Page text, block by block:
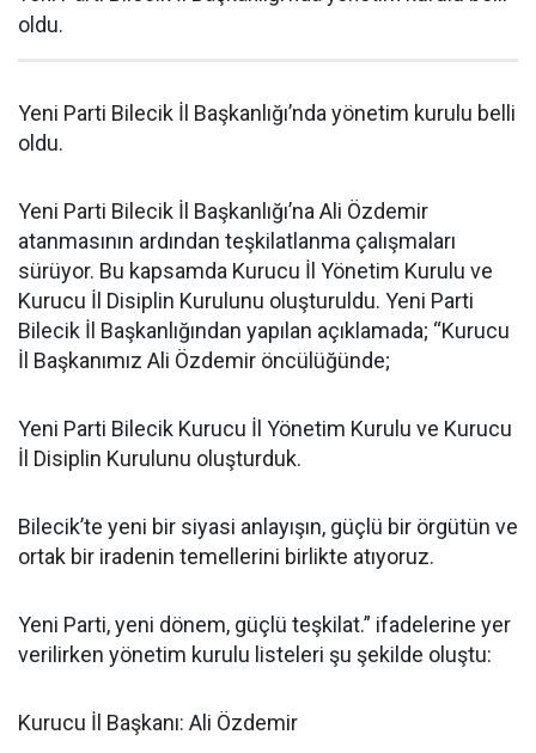
oldu.
Yeni Parti Bilecik İl Başkanlığı’nda yönetim kurulu belli
oldu.
Yeni Parti Bilecik İl Başkanlığı’na Ali Özdemir
atanmasının ardından teşkilatlanma çalışmaları
sürüyor. Bu kapsamda Kurucu İl Yönetim Kurulu ve
Kurucu İl Disiplin Kurulunu oluşturuldu. Yeni Parti
Bilecik İl Başkanlığından yapılan açıklamada; “Kurucu
İl Başkanımız Ali Özdemir öncülüğünde;
Yeni Parti Bilecik Kurucu İl Yönetim Kurulu ve Kurucu
İl Disiplin Kurulunu oluşturduk.
Bilecik’te yeni bir siyasi anlayışın, güçlü bir örgütün ve
ortak bir iradenin temellerini birlikte atıyoruz.
Yeni Parti, yeni dönem, güçlü teşkilat.” ifadelerine yer
verilirken yönetim kurulu listeleri şu şekilde oluştu:
Kurucu İl Başkanı: Ali Özdemir